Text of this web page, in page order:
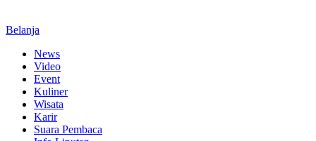
Belanja
News
Video
Event
Kuliner
Wisata
Karir
Suara Pembaca